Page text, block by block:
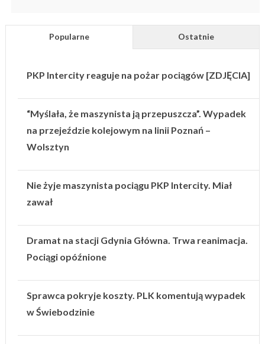
Popularne Ostatnie
PKP Intercity reaguje na pożar pociągów [ZDJĘCIA]
“Myślała, że maszynista ją przepuszcza”. Wypadek
na przejeździe kolejowym na linii Poznań –
Wolsztyn
Nie żyje maszynista pociągu PKP Intercity. Miał
zawał
Dramat na stacji Gdynia Główna. Trwa reanimacja.
Pociągi opóźnione
Sprawca pokryje koszty. PLK komentują wypadek
w Świebodzinie